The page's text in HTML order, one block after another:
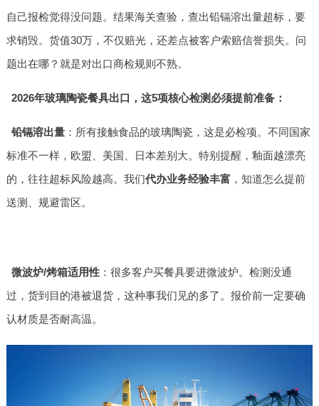
自己报检觉得没问题。结果海关查验，查出铅镉溶出量超标，要
求销毁。货值30万，不仅赔光，还差点被客户索赔信誉损失。问
题出在哪？就是对出口商检规则不熟。
2026年玻璃陶瓷餐具出口，这5项核心检测必须提前准备：
铅镉溶出量 ：所有接触食品的玻璃陶瓷，这是必检项。不同国家
标准不一样，欧盟、美国、日本差别大。特别提醒，釉面越漂亮
的，往往超标风险越高。我们代办业务经验丰富 ，知道怎么提前
送测、规避雷区。
微波炉/烤箱适用性 ：很多客户买餐具要进微波炉。检测没通
过，货到目的港被退货，这种事我们见的多了。报价前一定要确
认材质是否耐高温。